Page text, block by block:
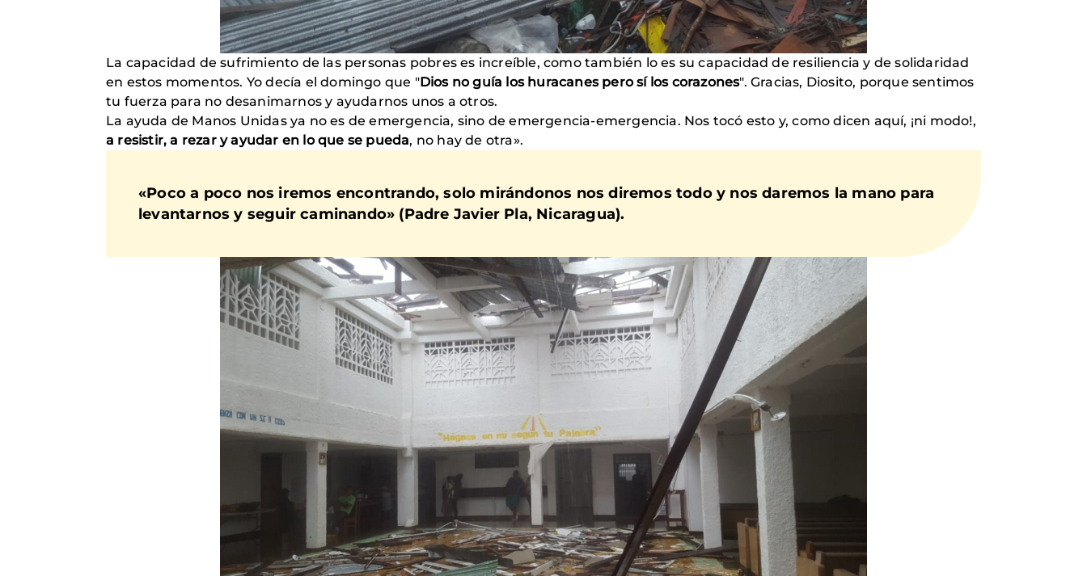
La capacidad de sufrimiento de las personas pobres es increíble, como también lo es su capacidad de resiliencia y de solidaridad
en estos momentos. Yo decía el domingo que "Dios no guía los huracanes pero sí los corazones". Gracias, Diosito, porque sentimos
tu fuerza para no desanimarnos y ayudarnos unos a otros.
La ayuda de Manos Unidas ya no es de emergencia, sino de emergencia-emergencia. Nos tocó esto y, como dicen aquí, ¡ni modo!,
a resistir, a rezar y ayudar en lo que se pueda, no hay de otra».
«Poco a poco nos iremos encontrando, solo mirándonos nos diremos todo y nos daremos la mano para
levantarnos y seguir caminando» (Padre Javier Pla, Nicaragua).